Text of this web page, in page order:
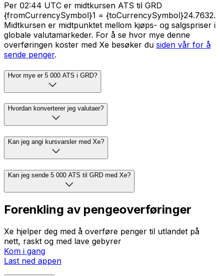
Per 02:44 UTC er midtkursen ATS til GRD
{fromCurrencySymbol}1 = {toCurrencySymbol}24.7632.
Midtkursen er midtpunktet mellom kjøps- og salgspriser i
globale valutamarkeder. For å se hvor mye denne
overføringen koster med Xe besøker du siden vår for å
sende penger.
Hvor mye er 5 000 ATS i GRD?
Hvordan konverterer jeg valutaer?
Kan jeg angi kursvarsler med Xe?
Kan jeg sende 5 000 ATS til GRD med Xe?
Forenkling av pengeoverføringer
Xe hjelper deg med å overføre penger til utlandet på
nett, raskt og med lave gebyrer
Kom i gang
Last ned appen